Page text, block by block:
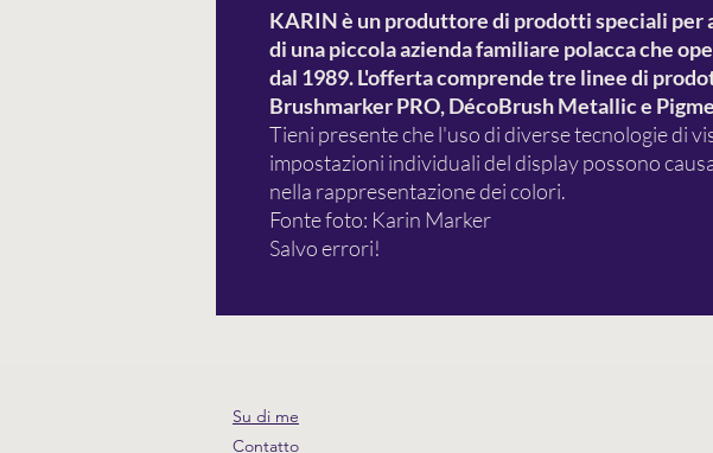
KARIN è un produttore di prodotti speciali per
di una piccola azienda familiare polacca che
dal 1989. L'offerta comprende tre linee di
Brushmarker PRO, DécoBrush Metallic e
Tieni presente che l'uso di diverse tecnologie di
impostazioni individuali del display possono
nella rappresentazione dei colori.
Fonte foto: Karin Marker
Salvo errori!
Su di me
Contatto